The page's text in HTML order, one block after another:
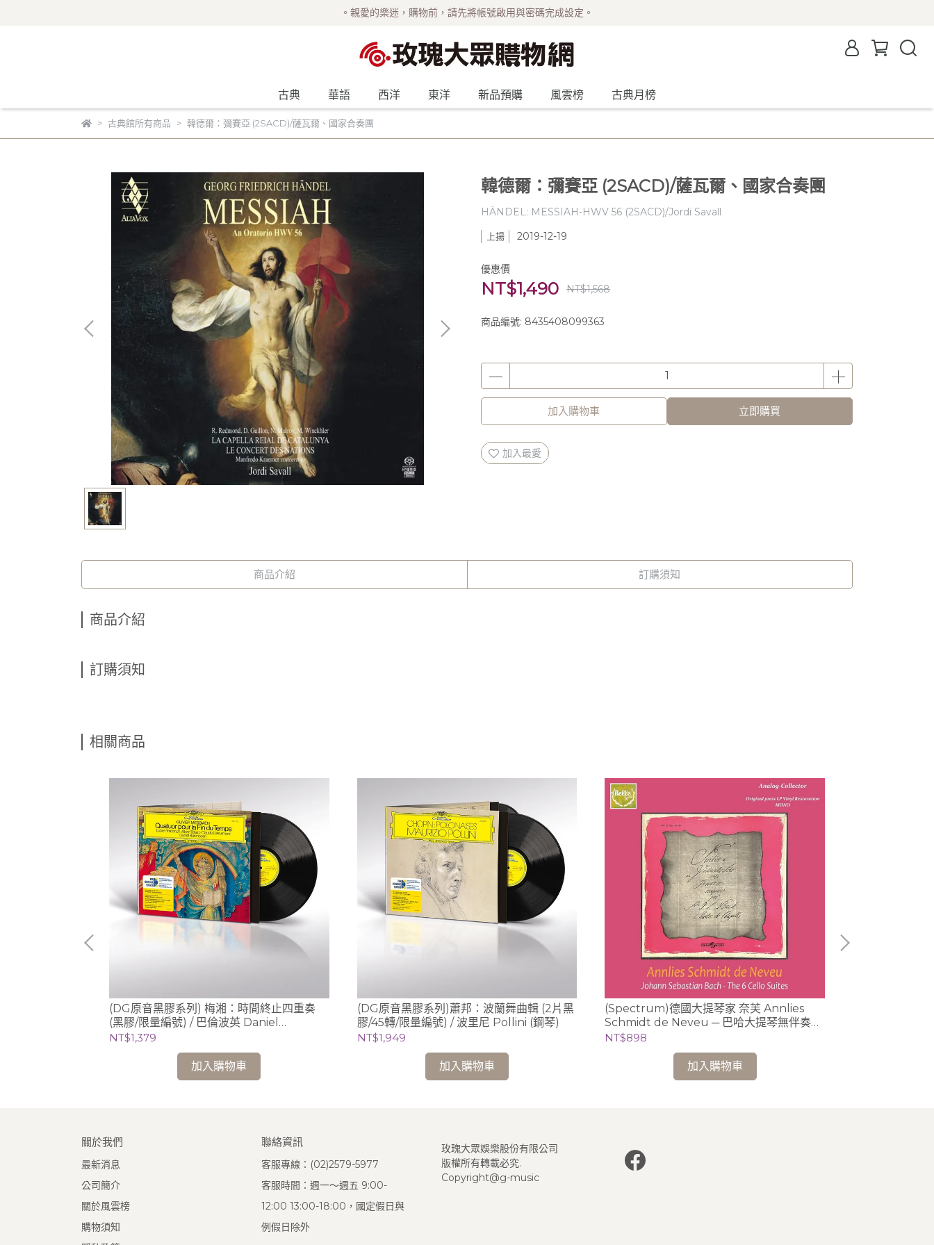
。親愛的樂迷，購物前，請先將帳號啟用與密碼完成設定。
古典 華語 西洋 東洋 新品預購 風雲榜 古典月榜
古典館所有商品 韓德爾：彌賽亞 (2SACD)/薩瓦爾、國家合奏團
韓德爾：彌賽亞 (2SACD)/薩瓦爾、國家合奏團
HÄNDEL: MESSIAH-HWV 56 (2SACD)/Jordi Savall
上揚 2019-12-19
優惠價
NT$1,490 NT$1,568
商品編號: 8435408099363
加入購物車 立即購買
加入最愛
商品介紹 訂購須知
商品介紹
訂購須知
相關商品
(DG原音黑膠系列) 梅湘：時間終止四重奏
(黑膠/限量編號) / 巴倫波英 Daniel
Barenboim (鋼琴)
NT$1,379
加入購物車
(DG原音黑膠系列)蕭邦：波蘭舞曲輯 (2片黑
膠/45轉/限量編號) / 波里尼 Pollini (鋼琴)
NT$1,949
加入購物車
(Spectrum)德國大提琴家 奈芙 Annlies
Schmidt de Neveu ─ 巴哈大提琴無伴奏全
曲錄音 2CD (Ducretet-Thomson版)
NT$898
加入購物車
關於我們
最新消息
公司簡介
關於風雲榜
購物須知
聯絡資訊
客服專線：(02)2579-5977
客服時間：週一～週五 9:00-
12:00 13:00-18:00，國定假日與
例假日除外
玫瑰大眾娛樂股份有限公司
版權所有轉載必究.
Copyright@g-music